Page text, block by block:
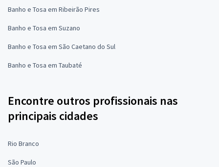
Banho e Tosa em Ribeirão Pires
Banho e Tosa em Suzano
Banho e Tosa em São Caetano do Sul
Banho e Tosa em Taubaté
Encontre outros profissionais nas
principais cidades
Rio Branco
São Paulo